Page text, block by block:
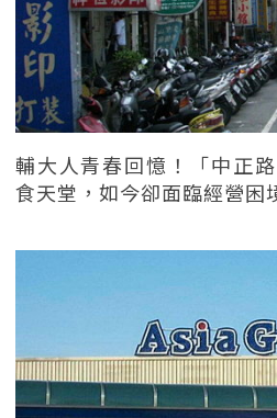
輔大人青春回憶！「中正
食天堂，如今卻面臨經營困